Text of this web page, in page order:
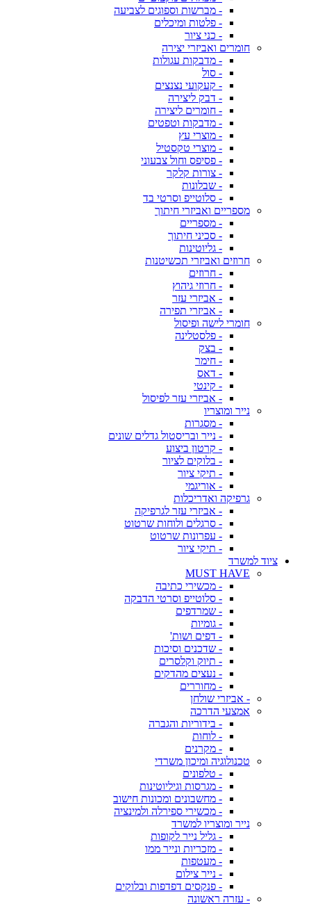
- מברשות וספוגים לצביעה
- פלטות ומיכלים
- כני ציור
חומרים ואביזרי יצירה
- מדבקות עגולות
- סול
- קעקועי נצנצים
- דבק ליצירה
- חומרים ליצירה
- מדבקות וטפטים
- מוצרי עץ
- מוצרי טקסטיל
- פסיפס וחול צבעוני
- צורות קלקר
- שבלונות
- סלוטייפ וסרטי בד
מספריים ואביזרי חיתוך
- מספריים
- סכיני חיתוך
- גליוטינות
חרוזים ואביזרי תכשיטנות
- חרוזים
- חרוזי גיהוץ
- אביזרי עזר
- אביזרי תפירה
חומרי לישה ופיסול
- פלסטלינה
- בצק
- חימר
- דאס
- קינטי
- אביזרי עזר לפיסול
נייר ומוצריו
- מסגרות
- נייר ובריסטול גדלים שונים
- קרטון ביצוע
- בלוקים לציור
- תיקי ציור
- אוריגמי
גרפיקה ואדריכלות
- אביזרי עזר לגרפיקה
- סרגלים ולוחות שרטוט
- עפרונות שרטוט
- תיקי ציור
ציוד למשרד
MUST HAVE
- מכשירי כתיבה
- סלוטייפ וסרטי הדבקה
- שמרדפים
- גומיות
- דפים ושות'
- שדכנים וסיכות
- תיוק וקלסרים
- נעצים מהדקים
- מחוררים
- אביזרי שולחן
אמצעי הדרכה
- בידוריות והגברה
- לוחות
- מקרנים
טכנולוגיה ומיכון משרדי
- טלפונים
- מגרסות וגיליוטינות
- מחשבונים ומכונות חישוב
- מכשירי ספירלה ולמינציה
נייר ומוצריו למשרד
- גליל נייר לקופות
- מזכריות ונייר ממו
- מעטפות
- נייר צילום
- פנקסים דפדפות ובלוקים
- עזרה ראשונה